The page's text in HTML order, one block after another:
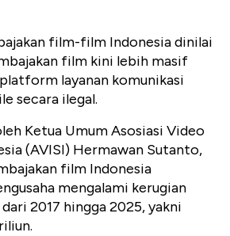
film-film Indonesia dinilai
film kini lebih masif
layanan komunikasi
secara ilegal.
Ketua Umum Asosiasi Video
(AVISI) Hermawan Sutanto,
film Indonesia
mengalami kerugian
2017 hingga 2025, yakni